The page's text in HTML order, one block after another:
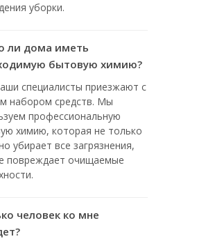
уборки.
ли дома иметь
бытовую химию?
специалисты приезжают с
набором средств. Мы
профессиональную
химию, которая не только
убирает все загрязнения,
повреждает очищаемые
человек ко мне